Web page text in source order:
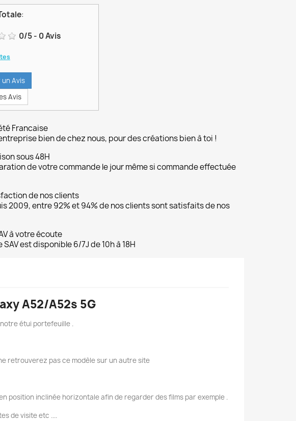
:
0/5- 0Avis
Avis
Avis
Francaise
bien de chez nous, pour des créations bien à toi !
sous 48H
de votre commande le jour même si commande effectuée
de nos clients
2009, entre 92% et 94% de nos clients sont satisfaits de nos
à votre écoute
SAV est disponible 6/7J de 10h à 18H
A52/A52s 5G
étui portefeuille .
retrouverez pas ce modèle sur un autre site
position inclinée horizontale afin de regarder des films par exemple .
de visite etc ....